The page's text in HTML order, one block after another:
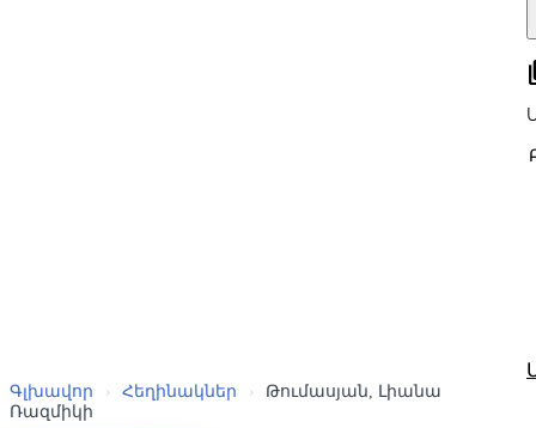
Գլխավոր › Հեղինակներ ›
Թումասյան, Լիանա
Ռազմիկի